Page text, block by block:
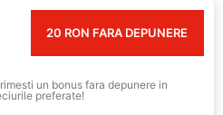
20 RON FARA DEPUNERE
un bonus fara depunere in
preferate!